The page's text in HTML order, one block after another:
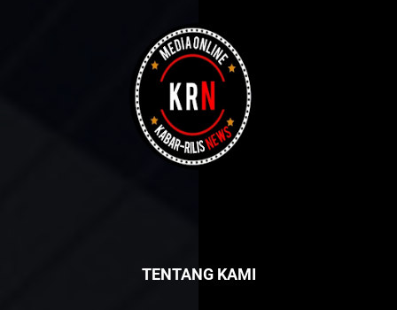
TENTANG KAMI